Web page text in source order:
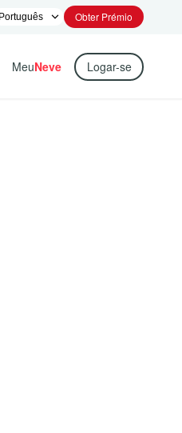
Obter Prémio
MeuNeve Logar-se